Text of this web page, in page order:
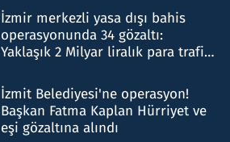
İzmir merkezli yasa dışı bahis
operasyonunda 34 gözaltı:
Yaklaşık 2 Milyar liralık para trafiği
İzmit Belediyesi'ne operasyon!
Başkan Fatma Kaplan Hürriyet ve
eşi gözaltına alındı